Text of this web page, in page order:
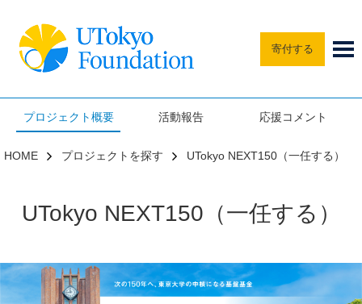
寄付する
HOME プロジェクトを探す UTokyo NEXT150（一任する）
UTokyo NEXT150（一任する）
プロジェクト概要 活動報告 応援コメント